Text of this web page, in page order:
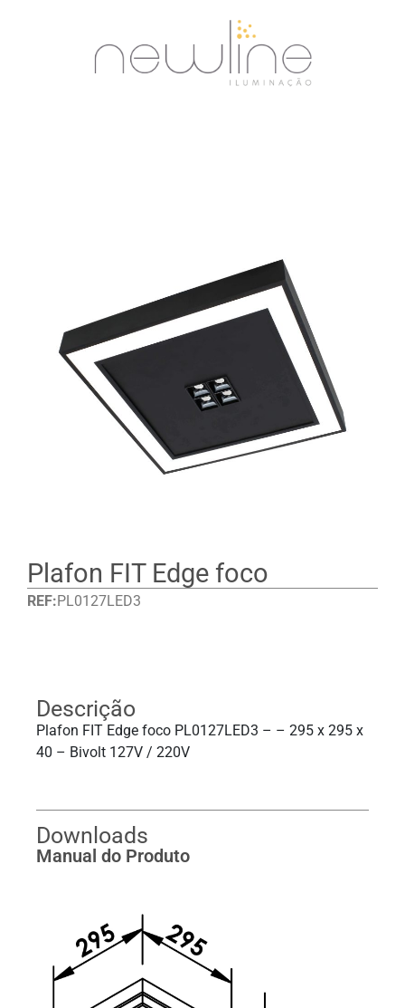
Plafon FIT Edge foco
REF: PL0127LED3
Descrição
Plafon FIT Edge foco PL0127LED3 – – 295 x 295 x
40 – Bivolt 127V / 220V
Downloads
Manual do Produto